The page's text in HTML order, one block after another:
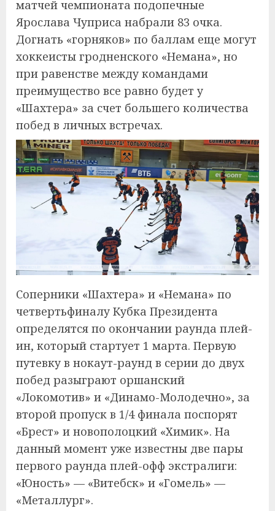
матчей чемпионата подопечные
Ярослава Чуприса набрали 83 очка.
Догнать «горняков» по баллам еще могут
хоккеисты гродненского «Немана», но
при равенстве между командами
преимущество все равно будет у
«Шахтера» за счет большего количества
побед в личных встречах.
Соперники «Шахтера» и «Немана» по
четвертьфиналу Кубка Президента
определятся по окончании раунда плей-
ин, который стартует 1 марта. Первую
путевку в нокаут-раунд в серии до двух
побед разыграют оршанский
«Локомотив» и «Динамо-Молодечно», за
второй пропуск в 1/4 финала поспорят
«Брест» и новополоцкий «Химик». На
данный момент уже известны две пары
первого раунда плей-офф экстралиги:
«Юность» — «Витебск» и «Гомель» —
«Металлург».